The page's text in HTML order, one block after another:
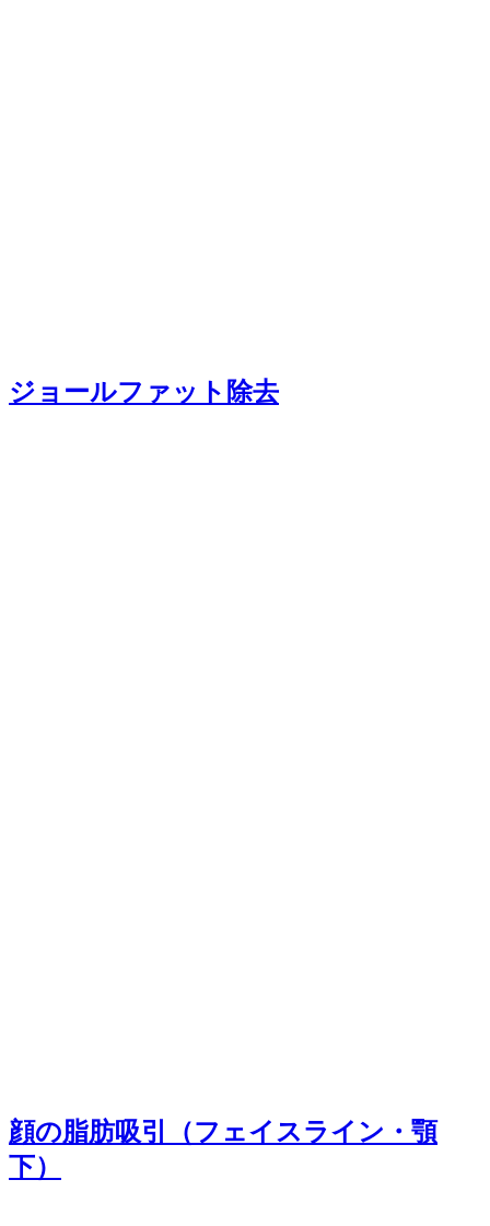
ジョールファット除去
顔の脂肪吸引（フェイスライン・顎
下）